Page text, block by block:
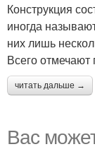
Конструкция
иногда
них лишь
Всего отмечают
читать дальше →
Вас